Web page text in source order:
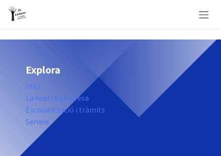
Skip to Content
Explora
Inici
La nostra empresa
Escolarització i tràmits
Serveis